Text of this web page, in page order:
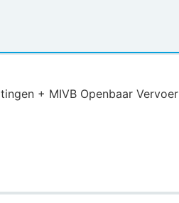
+ MIVB Openbaar Vervoer